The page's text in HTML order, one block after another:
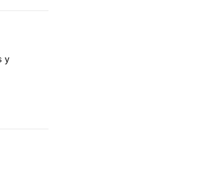
y